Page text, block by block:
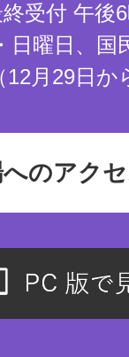
終受付 午
日曜日、国
12月29日か
のアク